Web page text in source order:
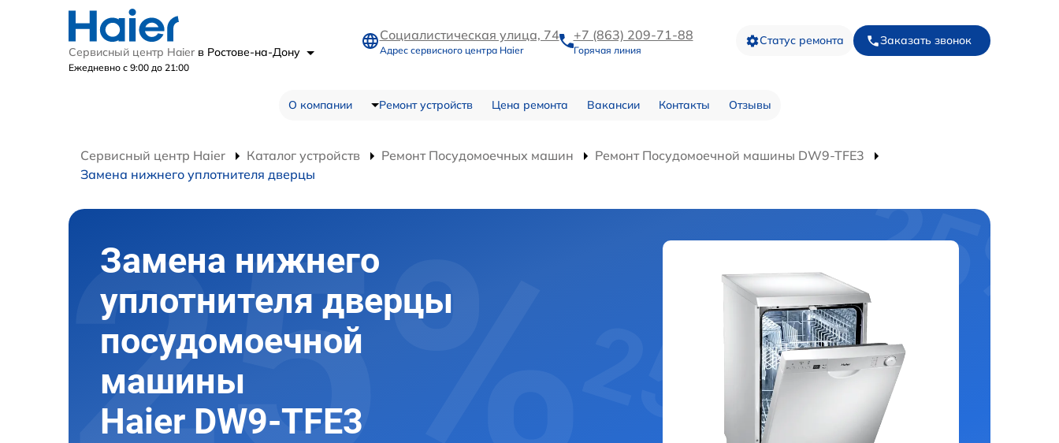
Сервисный центр Haier в Ростове-на-Дону
Ежедневно с 9:00 до 21:00
Социалистическая улица, 74
Адрес сервисного центра Haier
+7 (863) 209-71-88
Горячая линия
Статус ремонта Заказать звонок
О компании Ремонт устройств Цена ремонта Вакансии Контакты Отзывы
Сервисный центр Haier Каталог устройств Ремонт Посудомоечных машин
Ремонт Посудомоечной машины DW9-TFE3
Замена нижнего уплотнителя дверцы
Замена нижнего
уплотнителя дверцы
посудомоечной
машины
Haier DW9-TFE3